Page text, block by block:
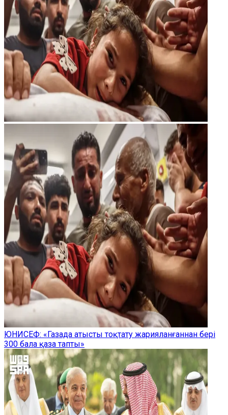
ЮНИСЕФ: «Газада атысты тоқтату жарияланғаннан бері
300 бала қаза тапты»